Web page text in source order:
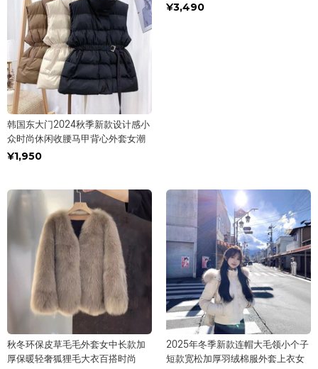
韩国东大门2024秋季新款设计感小
众时尚休闲收腰马甲背心外套女潮
¥1,950
¥3,490
秋冬环保皮草毛毛外套女中长款加
厚保暖轻奢狐狸毛大衣百搭时尚
2025年冬季新款连帽大毛领小个子
短款宽松加厚羽绒棉服外套上衣女